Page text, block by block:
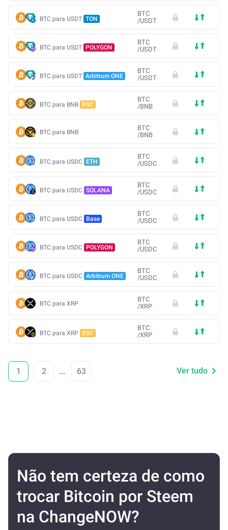
BTC para USDT TON
BTC
/USDT
BTC para USDT POLYGON
BTC
/USDT
BTC para USDT Arbitrum ONE
BTC
/USDT
BTC para BNB BSC
BTC
/BNB
BTC para BNB
BTC
/BNB
BTC para USDC ETH
BTC
/USDC
BTC para USDC SOLANA
BTC
/USDC
BTC para USDC Base
BTC
/USDC
BTC para USDC POLYGON
BTC
/USDC
BTC para USDC Arbitrum ONE
BTC
/USDC
BTC para XRP
BTC
/XRP
BTC para XRP BSC
BTC
/XRP
1 2 ... 63 Ver tudo
Não tem certeza de como
trocar Bitcoin por Steem
na ChangeNOW?